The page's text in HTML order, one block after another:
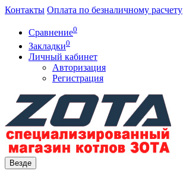
Контакты Оплата по безналичному расчету
Сравнение0
Закладки0
Личный кабинет
Авторизация
Регистрация
Везде